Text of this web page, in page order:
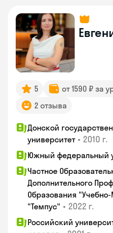
5 от 1590 ₽ за
2 отзыва
Донской
университет • 2010 г.
Южный федеральный
Частное
Дополнительного
Образования
"Темпус" • 2022 г.
Российский